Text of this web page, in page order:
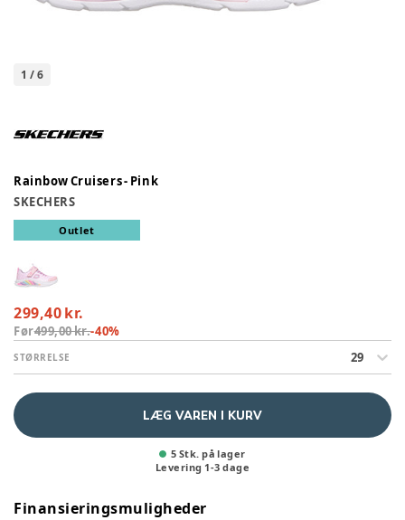
1 /6
Rainbow Cruisers - Pink
SKECHERS
Outlet
299,40 kr.
Før499,00 kr.-40%
STØRRELSE 29
LÆG VAREN I KURV
5 Stk. på lager
Levering 1-3 dage
Finansieringsmuligheder